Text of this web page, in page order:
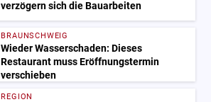
verzögern sich die Bauarbeiten
BRAUNSCHWEIG
Wieder Wasserschaden: Dieses
Restaurant muss Eröffnungstermin
verschieben
REGION